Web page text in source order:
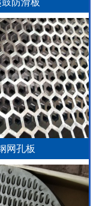
防滑板
网孔板